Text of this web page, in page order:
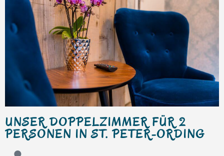
UNSER DOPPELZIMMER FÜR 2
PERSONEN IN ST. PETER-ORDING